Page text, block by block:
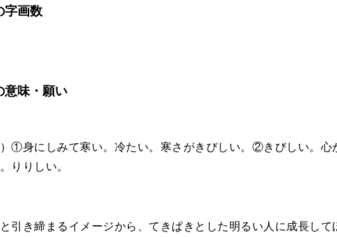
字画数
意味・願い
）①身にしみて寒い。冷たい。寒さがきびしい。②きびしい。心
りりしい。
引き締まるイメージから、てきぱきとした明るい人に成長して